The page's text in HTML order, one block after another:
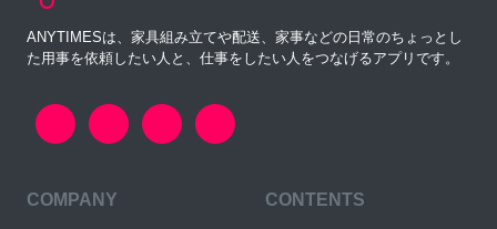
ANYTIMESは、家具組み立てや配送、家事などの日常のちょっとし
た用事を依頼したい人と、仕事をしたい人をつなげるアプリです。
COMPANY CONTENTS